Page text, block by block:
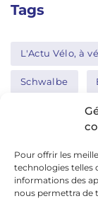
Pour offrir les
technologies telles
informations des
nous permettra de
Tags
L'Actu Vélo, à
Schwalbe
Thule
Réseaux